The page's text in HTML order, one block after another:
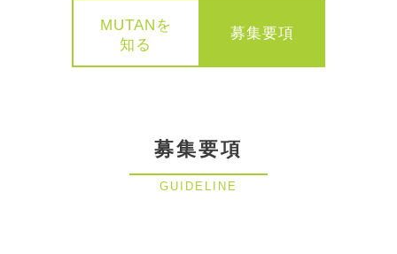
MUTANを
知る
募集要項
募集要項
GUIDELINE